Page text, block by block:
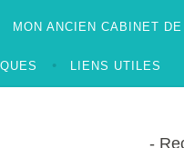
MON ANCIEN CABINET
LIENS UTILES